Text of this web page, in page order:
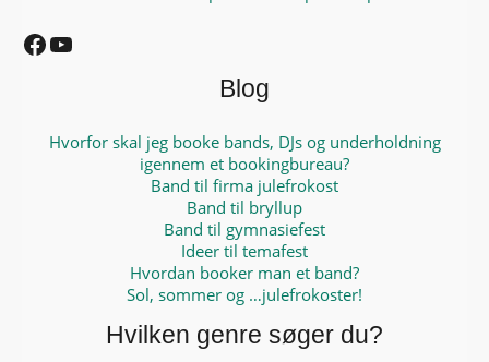
Facebook
Blog
Hvorfor skal jeg booke bands, DJs og underholdning
igennem et bookingbureau?
Band til firma julefrokost
Band til bryllup
Band til gymnasiefest
Ideer til temafest
Hvordan booker man et band?
Sol, sommer og …julefrokoster!
Hvilken genre søger du?